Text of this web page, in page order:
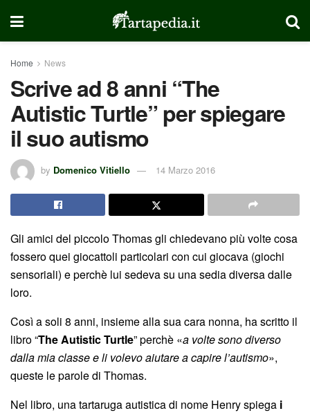
Home News
Scrive ad 8 anni “The
Autistic Turtle” per spiegare
il suo autismo
by Domenico Vitiello 14 Marzo 2016
Gli amici del piccolo Thomas gli chiedevano più volte cosa
fossero quei giocattoli particolari con cui giocava (giochi
sensoriali) e perchè lui sedeva su una sedia diversa dalle
loro.
Così a soli 8 anni, insieme alla sua cara nonna, ha scritto il
libro “The Autistic Turtle” perchè «a volte sono diverso
dalla mia classe e li volevo aiutare a capire l’autismo»,
queste le parole di Thomas.
Nel libro, una tartaruga autistica di nome Henry spiega i